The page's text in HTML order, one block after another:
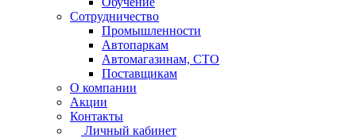
Сотрудничество
Промышленности
Автопаркам
Автомагазинам, СТО
Поставщикам
О компании
Акции
Контакты
Личный кабинет